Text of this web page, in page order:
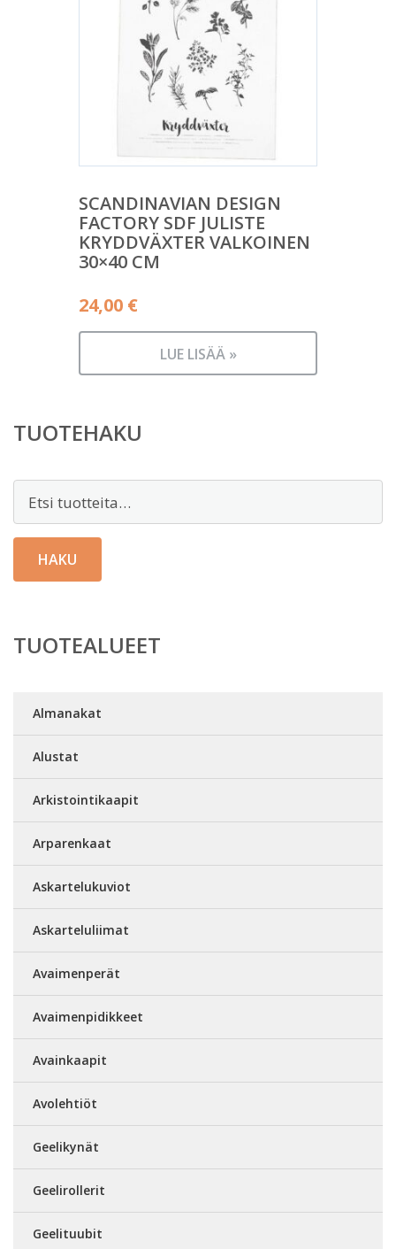
SCANDINAVIAN DESIGN
FACTORY SDF JULISTE
KRYDDVÄXTER VALKOINEN
30×40 CM
24,00 €
LUE LISÄÄ »
TUOTEHAKU
HAKU
TUOTEALUEET
Almanakat
Alustat
Arkistointikaapit
Arparenkaat
Askartelukuviot
Askarteluliimat
Avaimenperät
Avaimenpidikkeet
Avainkaapit
Avolehtiöt
Geelikynät
Geelirollerit
Geelituubit